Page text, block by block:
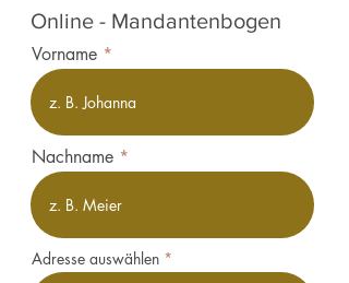
Online - Mandantenbogen
Vorname
Nachname
Adresse auswählen